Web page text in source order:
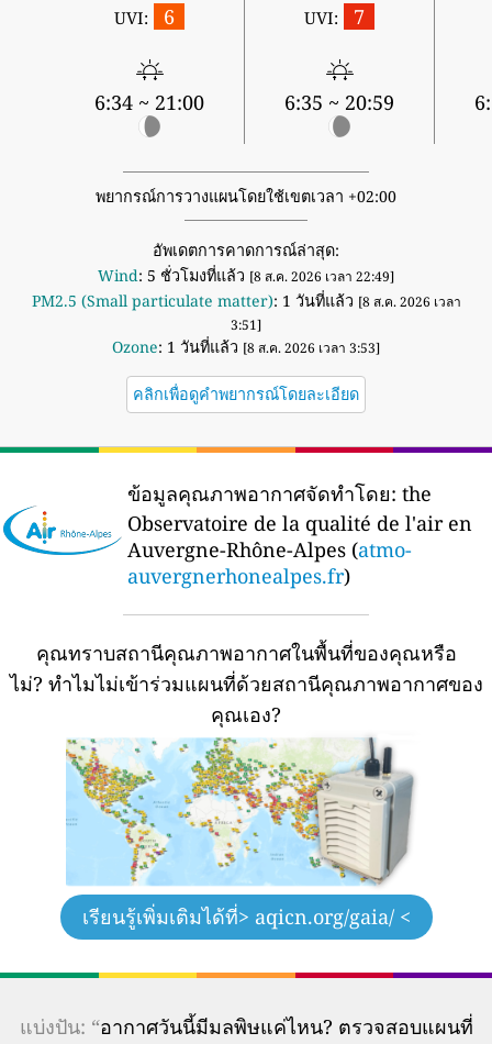
UVI: 6
6:34 ~ 21:00
UVI: 7
6:35 ~ 20:59
พยากรณ์การวางแผนโดยใช้เขตเวลา +02:00
อัพเดตการคาดการณ์ล่าสุด:
Wind: 5 ชั่วโมงที่แล้ว [8 ส.ค. 2026 เวลา 22:49]
PM2.5 (Small particulate matter): 1 วันที่แล้ว [8 ส.ค. 2026 เวลา
3:51]
Ozone: 1 วันที่แล้ว [8 ส.ค. 2026 เวลา 3:53]
คลิกเพื่อดูคำพยากรณ์โดยละเอียด
ข้อมูลคุณภาพอากาศจัดทำโดย: the
Observatoire de la qualité de l'air en
Auvergne-Rhône-Alpes (atmo-
auvergnerhonealpes.fr)
คุณทราบสถานีคุณภาพอากาศในพื้นที่ของคุณหรือ
ไม่? ทำไมไม่เข้าร่วมแผนที่ด้วยสถานีคุณภาพอากาศของ
คุณเอง?
เรียนรู้เพิ่มเติมได้ที่> aqicn.org/gaia/ <
แบ่งปัน: “อากาศวันนี้มีมลพิษแค่ไหน? ตรวจสอบแผนที่